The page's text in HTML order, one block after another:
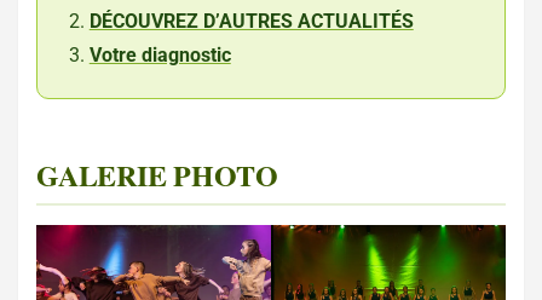
DÉCOUVREZ D’AUTRES ACTUALITÉS
Votre diagnostic
GALERIE PHOTO